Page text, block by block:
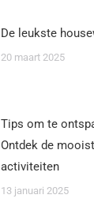
De leukste
20 maart 2025
Tips om te
Ontdek de
activiteiten
13 januari 2025